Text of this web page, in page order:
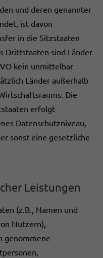
und deren genannter
ist davon
in die Sitzstaaten
Drittstaaten sind Länder
kein unmittelbar
Länder außerhalb
Die
erfolgt
Datenschutzniveau,
sonst eine gesetzliche
Leistungen
(z.B., Namen und
Nutzern),
genommene